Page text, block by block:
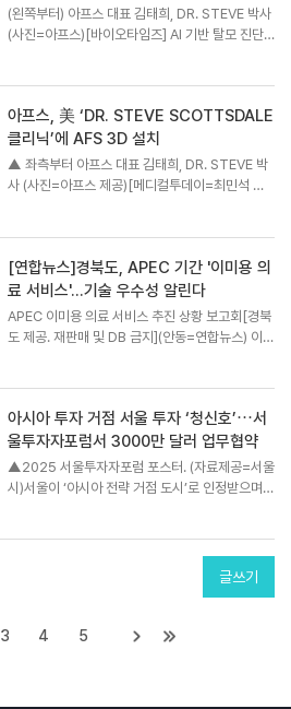
로벌 시장 ...
(왼쪽부터) 아프스 대표 김태희, DR. STEVE 박사
(사진=아프스)[바이오타임즈] AI 기반 탈모 진단
사 제품 ‘AFS 3D’의 설치를 완...
아프스, 美 ‘DR. STEVE SCOTTSDALE
클리닉’에 AFS 3D 설치
▲ 좌측부터 아프스 대표 김태희, DR. STEVE 박
사 (사진=아프스 제공)[메디컬투데이=최민석 기
에 자사 제품 ‘AFS 3D’의 설치를 완료하며 본격
적...
[연합뉴스]경북도, APEC 기간 '이미용 의
료 서비스'…기술 우수성 알린다
APEC 이미용 의료 서비스 추진 상황 보고회[경북
도 제공. 재판매 및 DB 금지](안동=연합뉴스) 이승
등과 함께 APE...
아시아 투자 거점 서울 투자 ‘청신호’⋯서
울투자자포럼서 3000만 달러 업무협약
▲2025 서울투자자포럼 포스터. (자료제공=서울
시)서울이 ‘아시아 전략 거점 도시’로 인정받으며
글쓰기
3 4 5